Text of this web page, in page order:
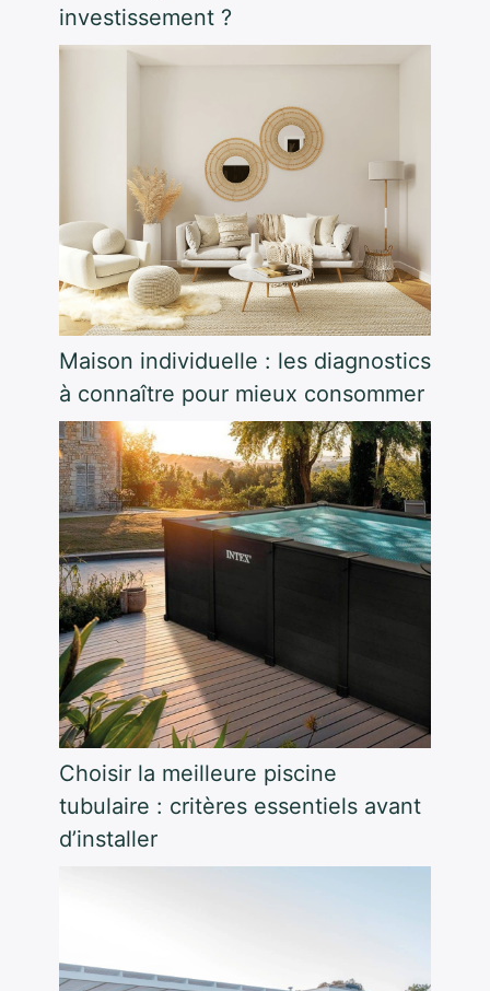
investissement ?
Maison individuelle : les diagnostics
à connaître pour mieux consommer
Choisir la meilleure piscine
tubulaire : critères essentiels avant
d’installer